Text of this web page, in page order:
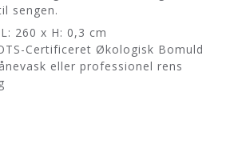
sengen.
260 x H: 0,3 cm
Certificeret Økologisk Bomuld
eller professionel rens